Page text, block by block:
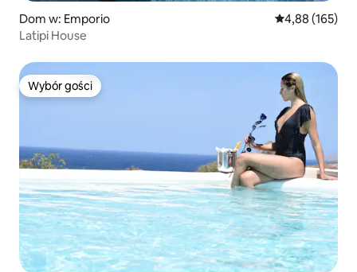
Dom w: Emporio Średnia
4,88 (165)
Latipi House
Wybór gości
Wybór gości